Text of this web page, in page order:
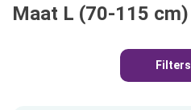
Koopjes
Maat L (70-115 cm)
Filters